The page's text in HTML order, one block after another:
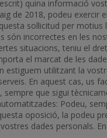
quina informació
de 2018, podeu
sol·licitud per
són incorrectes en les
situacions, teniu el
el marcat de les
estiguem utilitzant la
En aquest cas, us
que sigui
Podeu,
oposició, la podeu
dades personals.